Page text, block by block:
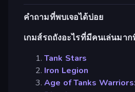
คำถามที่พบเจอได้บ่อย
เกมส์รถถังอะไรที่มีคนเล่นมาก
Tank Stars
Iron Legion
Age of Tanks